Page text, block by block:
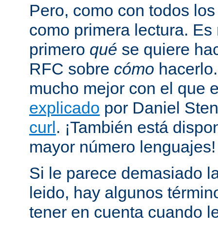
Pero, como con todos
como primera lectura.
primero qué se quiere
RFC sobre cómo
mucho mejor con el que
explicado por Daniel
curl. ¡También está
mayor número lenguajes!
Si le parece demasiado
leido, hay algunos
tener en cuenta cuando